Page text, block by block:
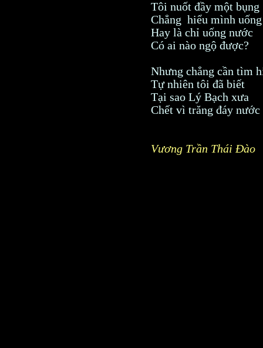
Tôi nuốt đầy một bụng
Chẳng hiểu mình
Hay là chỉ uống nước
Có ai nào ngộ được?
Nhưng chẳng cần tìm
Tự nhiên tôi đã biết
Tại sao Lý Bạch xưa
Chết vì trăng đáy nước
Vương Trần Thái Đào